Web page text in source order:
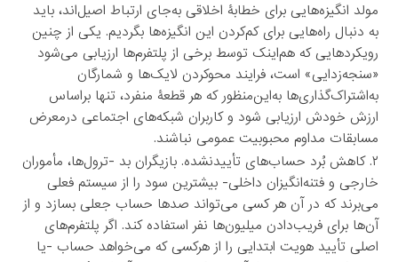
مولد انگیزه‌هایی برای خطابۀ اخلاقی به‌جای ارتباط اصیل‌اند، باید
به دنبال راه‌هایی برای کم‌کردن این انگیزه‌ها بگردیم. یکی از چنین
رویکردهایی که هم‌اینک توسط برخی از پلتفرم‌ها ارزیابی می‌شود
«سنجه‌زدایی» است، فرایند محوکردن لایک‌ها و شمارگان
به‌اشتراک‌گذاری‌ها به‌این‌منظور که هر قطعۀ منفرد، تنها براساس
ارزش خودش ارزیابی شود و کاربران شبکه‌های اجتماعی درمعرض
مسابقات مداوم محبوبیت عمومی نباشند.
۲. کاهش بُرد حساب‌های تأییدنشده. بازیگران بد -ترول‌ها، مأموران
خارجی و فتنه‌انگیزان داخلی- بیشترین سود را از سیستم فعلی
می‌برند که در آن هر کسی می‌تواند صدها حساب جعلی بسازد و از
آن‌ها برای فریب‌دادن میلیون‌ها نفر استفاده کند. اگر پلتفرم‌های
اصلی تأیید هویت ابتدایی را از هرکسی که می‌خواهد حساب -یا